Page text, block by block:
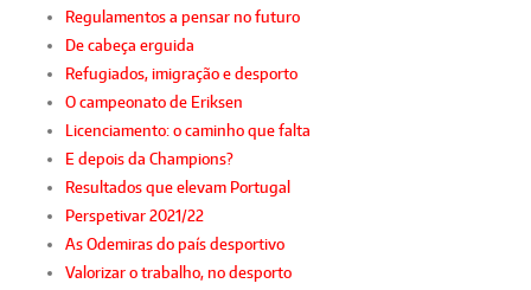
Regulamentos a pensar no futuro
De cabeça erguida
Refugiados, imigração e desporto
O campeonato de Eriksen
Licenciamento: o caminho que falta
E depois da Champions?
Resultados que elevam Portugal
Perspetivar 2021/22
As Odemiras do país desportivo
Valorizar o trabalho, no desporto